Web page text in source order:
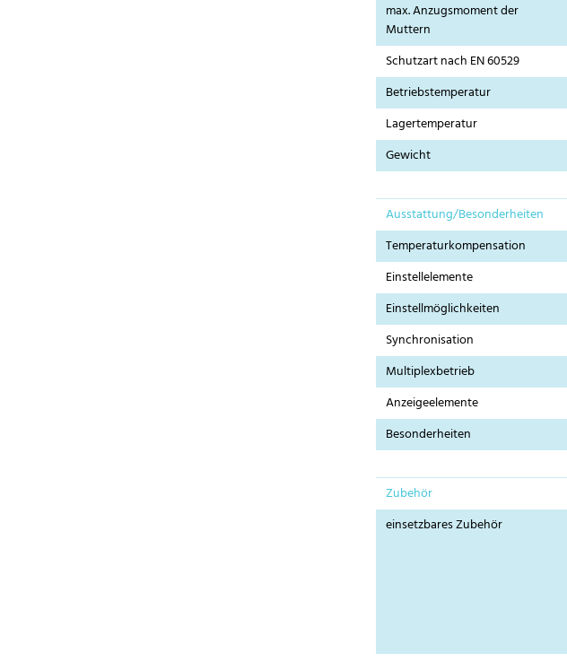
max. Anzugsmoment der
Muttern
Schutzart nach EN 60529
Betriebstemperatur
Lagertemperatur
Gewicht
Ausstattung/Besonderheiten
Temperaturkompensation
Einstellelemente
Einstellmöglichkeiten
Synchronisation
Multiplexbetrieb
Anzeigeelemente
Besonderheiten
Zubehör
einsetzbares Zubehör